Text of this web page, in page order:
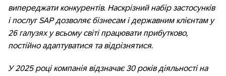
випереджати конкурентів. Наскрізний набір застосунків
і послуг SAP дозволяє бізнесам і державним клієнтам у
26 галузях у всьому світі працювати прибутково,
постійно адаптуватися та відрізнятися.
У 2025 році компанія відзначає 30 років діяльності на